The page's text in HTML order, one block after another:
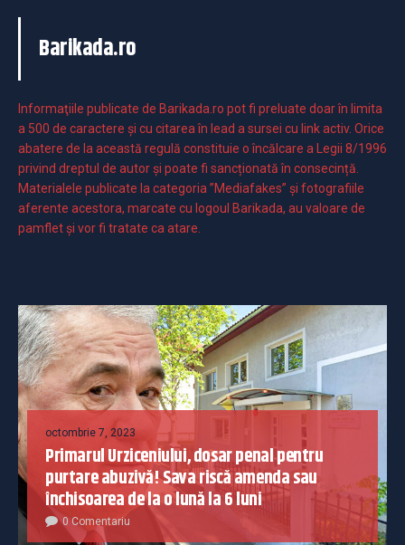
Barikada.ro
Informaţiile publicate de Barikada.ro pot fi preluate doar în limita
a 500 de caractere şi cu citarea în lead a sursei cu link activ. Orice
abatere de la această regulă constituie o încălcare a Legii 8/1996
privind dreptul de autor și poate fi sancționată în consecință.
Materialele publicate la categoria ”Mediafakes” și fotografiile
aferente acestora, marcate cu logoul Barikada, au valoare de
pamflet și vor fi tratate ca atare.
octombrie 7, 2023
Primarul Urziceniului, dosar penal pentru
purtare abuzivă! Sava riscă amenda sau
închisoarea de la o lună la 6 luni
0 Comentariu